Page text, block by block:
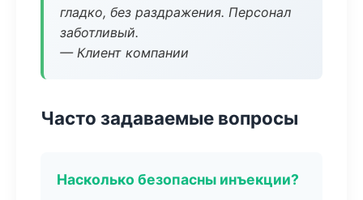
гладко, без раздражения. Персонал
заботливый.
— Клиент компании
Часто задаваемые вопросы
Насколько безопасны инъекции?